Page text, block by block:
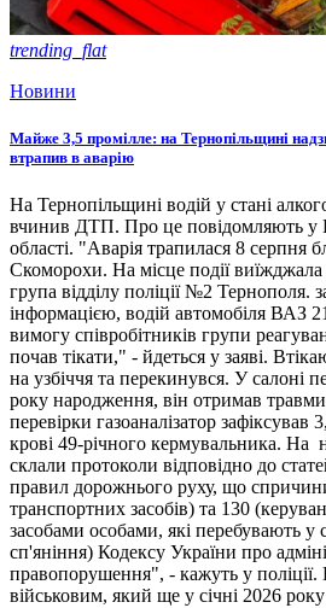
trending_flat
Новини
Майже 3,5 промілле: на Тернопільщині
втрапив в аварію
На Тернопільщині водій у стані
вчинив ДТП. Про це повідомляють у
області. "Аварія трапилася 8 серпня
Скоморохи. На місце події виїжджала
група відділу поліції №2 Тернополя.
інформацією, водій автомобіля ВАЗ
вимогу співробітників групи
почав тікати," - йдеться у заяві.
на узбіччя та перекинувся. У салоні
року народження, він отримав
перевірки газоаналізатор
крові 49-річного кермувальника. На
склали протоколи відповідно до
правил дорожнього руху, що
транспортних засобів) та 130
засобами особами, які перебувають у
сп'яніння) Кодексу України про
правопорушення", - кажуть у поліції.
військовим, який ще у січні 2026